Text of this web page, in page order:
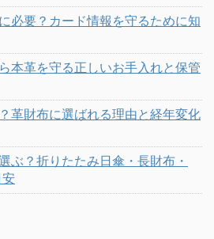
必要？カード情報を守るために知
本革を守る正しいお手入れと保管
革財布に選ばれる理由と経年変化
ぶ？折りたたみ日傘・長財布・